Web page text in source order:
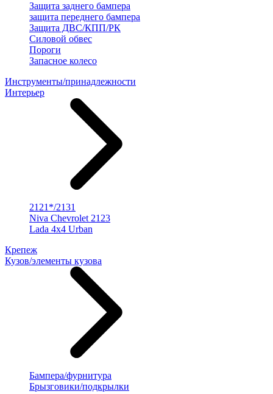
Защита заднего бампера
защита переднего бампера
Защита ДВС/КПП/РК
Силовой обвес
Пороги
Запасное колесо
Инструменты/принадлежности
Интерьер
2121*/2131
Niva Chevrolet 2123
Lada 4x4 Urban
Крепеж
Кузов/элементы кузова
Бампера/фурнитура
Брызговики/подкрылки